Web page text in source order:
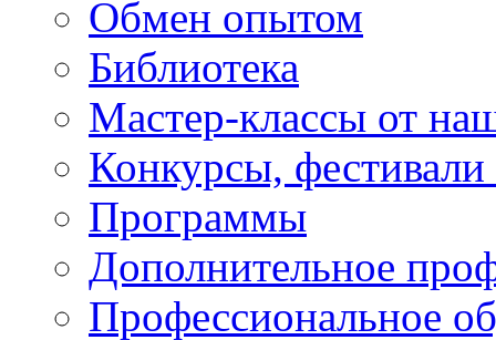
Обмен опытом
Библиотека
Мастер-классы от
Конкурсы,
Программы
Дополнительное
Профессиональное